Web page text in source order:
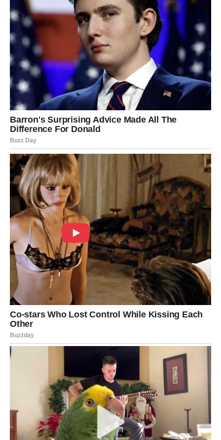
Ako postoji majka koja istinski razume sve emocije svoje
dece, to je
majka Rak
. Znak Raka je duboko emocionalan,
intuitivan i izuzetno pažljiv prema potrebama svoje
porodice. Njena
sposobnost da razumei
intuicijski osjeti
potrebe svojih najbližih čini je neverovatnim roditeljem. Ova
majka stvara dom pun ljubavi i sigurnosti, a njena
bezuslovna ljubavprema deci je ono što čini njen dom
posebnim.
Njene prednosti:
Emocionalna dubinai sposobnost da razume osjećaje
svojih najbližih.
Snažna porodična povezanost
koja stvara duboku
emocionalnu sigurnost.
Bezrezervna ljubav i zaštita, koja omogućava deci da se
osećaju voljeno i sigurno.
Izazovi:
Preterana zaštitničnost
, koja ponekad može ograničiti
slobodu dece.
Teškoća u puštanju
Najveći izazov za majku Rak je da nauči da deca moraju da
kako bi naučila daustanu , i da ponekad ljubav znači
dati im prostor da rastu kroz sopstvene greške.
Zaključak: Astrologija kao vodič, a ne